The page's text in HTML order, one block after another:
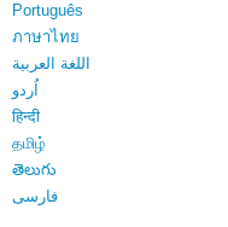
Português
ภาษาไทย
اللغة العربية
اُردو
हिन्दी
தமிழ்
తెలుగు
فارسی